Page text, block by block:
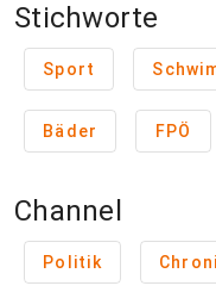
Stichworte
Sport
Bäder FPÖ
Channel
Politik